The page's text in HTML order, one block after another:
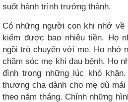
suốt hành trình trưởng thành.
Có những người con khi nhớ về
kiếm được bao nhiêu tiền. Họ
ngồi trò chuyện với mẹ. Họ nhớ
chăm sóc mẹ khi đau bệnh. Họ
đình trong những lúc khó
thương cha dành cho mẹ dù
theo năm tháng. Chính những